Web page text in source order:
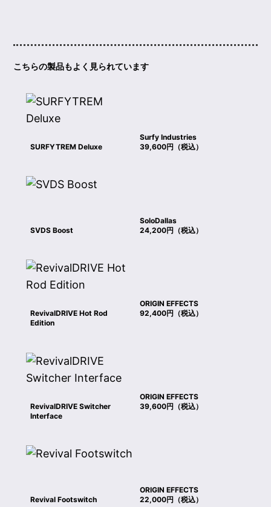
こちらの製品もよく見られています
Surfy Industries
SURFYTREM Deluxe
39,600円（税込）
SoloDallas
SVDS Boost
24,200円（税込）
ORIGIN EFFECTS
RevivalDRIVE Hot Rod
Edition
92,400円（税込）
ORIGIN EFFECTS
RevivalDRIVE Switcher
Interface
39,600円（税込）
ORIGIN EFFECTS
Revival Footswitch
22,000円（税込）